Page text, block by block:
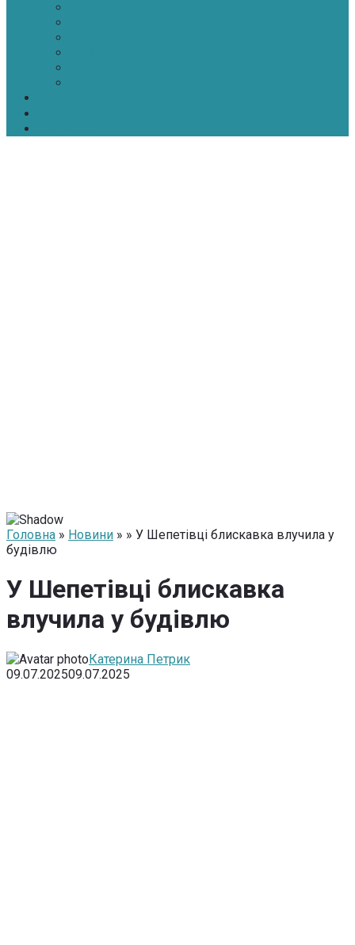
Головна » Новини » » У Шепетівці блискавка влучила у
будівлю
У Шепетівці блискавка
влучила у будівлю
Катерина Петрик
09.07.202509.07.2025